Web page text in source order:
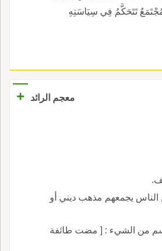
تَتَحَكَّمُ فِي سِيَاسَتِهِ
معجم الرائد +
يجمعهم مذهب ديني أو
من الشيء : [ مضت طائفة